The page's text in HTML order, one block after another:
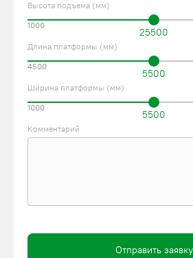
Высота подъема (мм)
25500
1000
Длина платформы (мм)
5500
4500
Ширина платформы (мм)
5500
1000
Комментарий
Отправить заявку